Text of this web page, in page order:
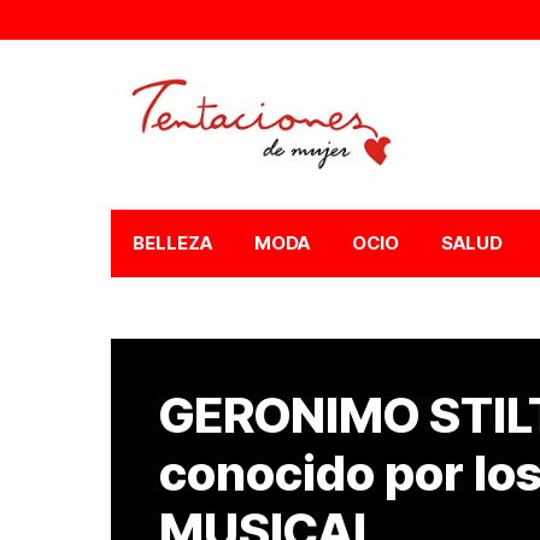
BELLEZA MODA OCIO SALUD
GERONIMO
conocido por